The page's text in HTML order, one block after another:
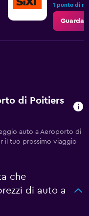
1 punto di
Guarda
di Poitiers
auto a Aeroporto di
il tuo prossimo viaggio
che
di auto a